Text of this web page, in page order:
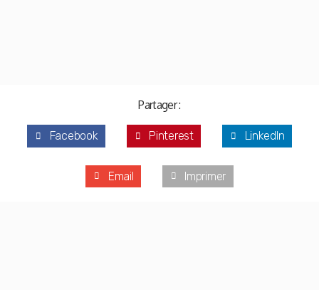
Partager :
Facebook Pinterest LinkedIn
Email Imprimer